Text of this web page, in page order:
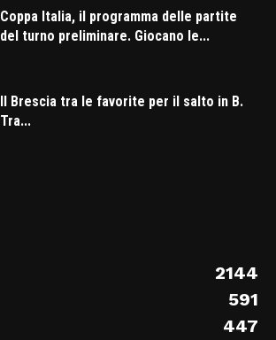
Coppa Italia, il programma delle partite
del turno preliminare. Giocano le...
Il Brescia tra le favorite per il salto in B.
Tra...
2144
591
447